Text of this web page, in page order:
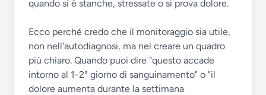
quando si è stanche, stressate o si prova dolore.
Ecco perché credo che il monitoraggio sia utile,
non nell'autodiagnosi, ma nel creare un quadro
più chiaro. Quando puoi dire "questo accade
intorno al 1-2° giorno di sanguinamento" o "il
dolore aumenta durante la settimana